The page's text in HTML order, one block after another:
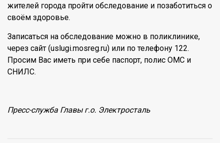
жителей города пройти обследование и позаботиться о
своём здоровье.
Записаться на обследование можно в поликлинике,
через сайт (uslugi.mosreg.ru) или по телефону 122.
Просим Вас иметь при себе паспорт, полис ОМС и
СНИЛС.
Пресс-служба Главы г.о. Электросталь